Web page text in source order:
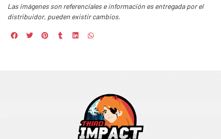
Las imágenes son referenciales e información es entregada por el
distribuidor, pueden existir cambios.